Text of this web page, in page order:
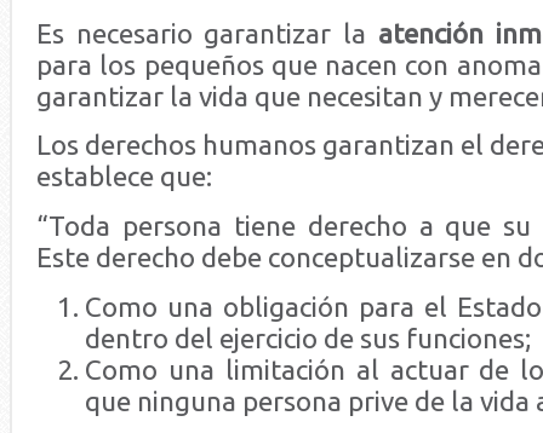
Es necesario garantizar la atención
para los pequeños que nacen con
garantizar la vida que necesitan y
Los derechos humanos garantizan el
establece que:
“Toda persona tiene derecho a que su
Este derecho debe conceptualizarse en
Como una obligación para el
dentro del ejercicio de sus funciones;
Como una limitación al actuar de
que ninguna persona prive de la vida